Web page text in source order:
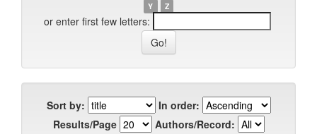
Y
Z
or enter first few letters:
Sort by:
In order:
Results/Page
Authors/Record: